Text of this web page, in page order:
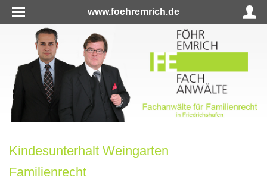
www.foehremrich.de
Kindesunterhalt Weingarten
Familienrecht